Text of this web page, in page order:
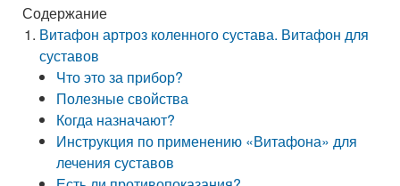
Содержание
Витафон артроз коленного сустава. Витафон для
суставов
Что это за прибор?
Полезные свойства
Когда назначают?
Инструкция по применению «Витафона» для
лечения суставов